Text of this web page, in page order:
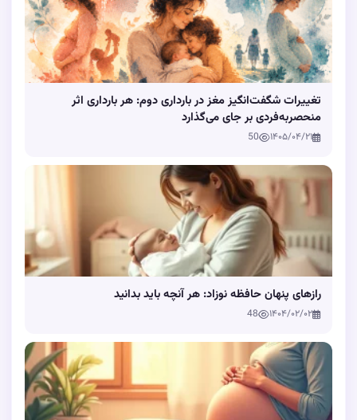
تغییرات شگفت‌انگیز مغز در بارداری دوم: هر بارداری اثر
منحصربه‌فردی بر جای می‌گذارد
۱۴۰۵/۰۴/۲۱ 50
رازهای پنهان حافظه نوزاد: هر آنچه باید بدانید
۱۴۰۴/۰۲/۰۲ 48